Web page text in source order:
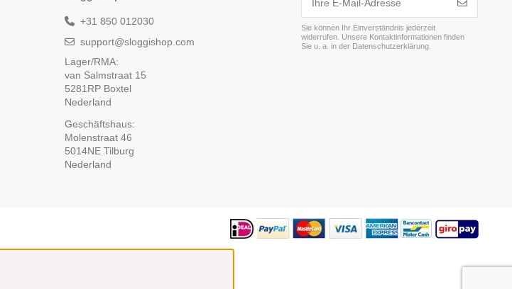
+31 850 012030
support@sloggishop.com
Lager/RMA:
van Salmstraat 15
5281RP Boxtel
Nederland
Geschäftshaus:
Molenstraat 46
5014NE Tilburg
Nederland
Sie können Ihr Einverständnis jederzeit
widerrufen. Unsere Kontaktinformationen finden
Sie u. a. in der Datenschutzerklärung.